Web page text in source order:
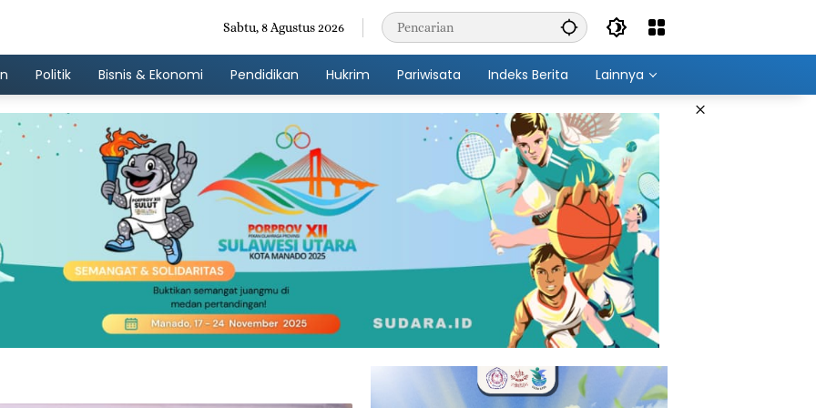
Sabtu, 8 Agustus 2026
Politik Bisnis & Ekonomi Pendidikan Hukrim Pariwisata Indeks Berita Lainnya
×